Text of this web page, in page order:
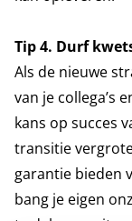
Tip 4. Durf
Als de nieuwe
van je collega’s
kans op succes
transitie
garantie bieden
bang je eigen